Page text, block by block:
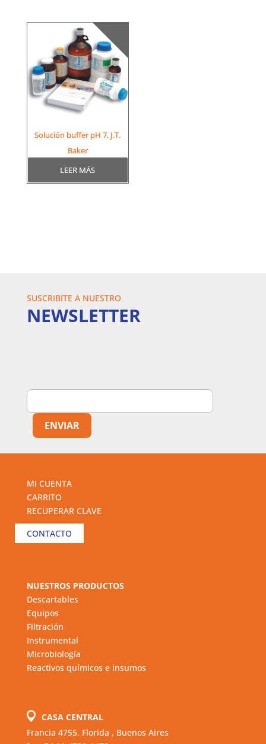
Solución buffer pH 7, J.T.
Baker
LEER MÁS
SUSCRIBITE A NUESTRO
NEWSLETTER
MI CUENTA
CARRITO
RECUPERAR CLAVE
CONTACTO
NUESTROS PRODUCTOS
Descartables
Equipos
Filtración
Instrumental
Microbiología
Reactivos químicos e insumos
CASA CENTRAL
Francia 4755. Florida , Buenos Aires